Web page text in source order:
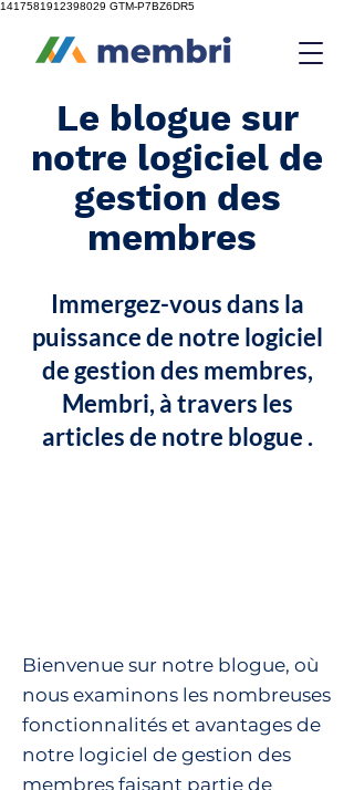
1417581912398029 GTM-P7BZ6DR5
Le blogue sur
notre logiciel de
gestion des
membres
Immergez-vous dans la
puissance de notre logiciel
de gestion des membres,
Membri, à travers les
articles de notre blogue .
Bienvenue sur notre blogue, où
nous examinons les nombreuses
fonctionnalités et avantages de
notre logiciel de gestion des
membres faisant partie de